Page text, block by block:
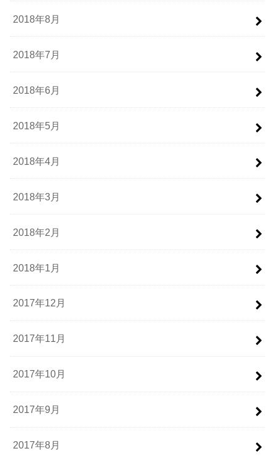
2018年8月
2018年7月
2018年6月
2018年5月
2018年4月
2018年3月
2018年2月
2018年1月
2017年12月
2017年11月
2017年10月
2017年9月
2017年8月